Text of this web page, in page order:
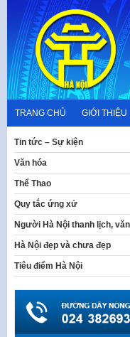
content
TRANG CHỦ GIỚI THIỆU
Tin tức – Sự kiện
Văn hóa
Thể Thao
Quy tắc ứng xử
Người Hà Nội thanh lịch,
Hà Nội đẹp và chưa đẹp
Tiêu điểm Hà Nội